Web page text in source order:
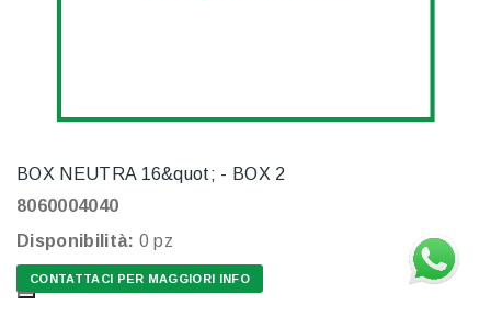
BOX NEUTRA 16&quot; - BOX 2
8060004040
Disponibilità: 0 pz
CONTATTACI PER MAGGIORI INFO